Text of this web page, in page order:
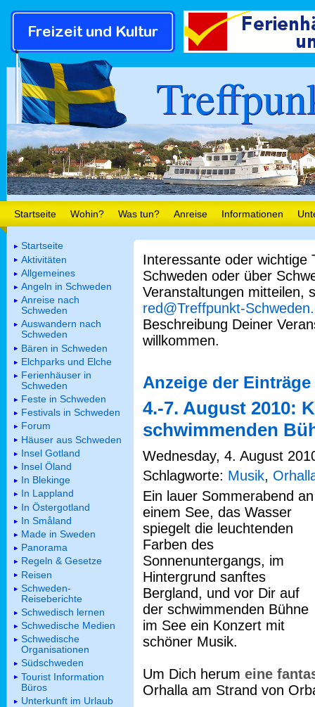
Startseite Wohin? Was tun? Anreise Informationen
Interessante oder wichtige
Schweden oder über
Veranstaltungen mitteilen,
red@Treffpunkt-
Beschreibung Deiner
willkommen.
Anzeige der
4.-7. August 2010:
schwimmenden
Wednesday, 4. August
Schlagworte: Musik,
Ein lauer Sommerabend an
einem See, das Wasser
spiegelt die leuchtenden
Farben des
Sonnenuntergangs, im
Hintergrund sanftes
Bergland, und vor Dir auf
der schwimmenden Bühne
im See ein Konzert mit
schöner Musik.
Um Dich herum eine
Orhalla am Strand von
Startseite
Aktivitäten
Allgemeines
Angeln in Schweden
Anreise nach
Schweden
Auswandern nach
Schweden
Bären in Schweden
Elchparks und Elche
Ferienhäuser in
Schweden
Feste in Schweden
Festivals in Schweden
Forum
Häuser aus Schweden
Insel Gotland
Insel Öland
In Blekinge
In Lappland
In Östergotland
In Småland
Made in Sweden
Panorama
Regeln & Gesetze
Reisen
Schweden-
Reiseberichte
Schwedisch lernen
Schwedische Medien
Schwedische
Organisationen
Südschweden
Tourist Information
Büros
Unterkunft im Urlaub